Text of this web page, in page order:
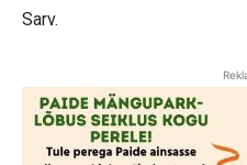
Sarv.